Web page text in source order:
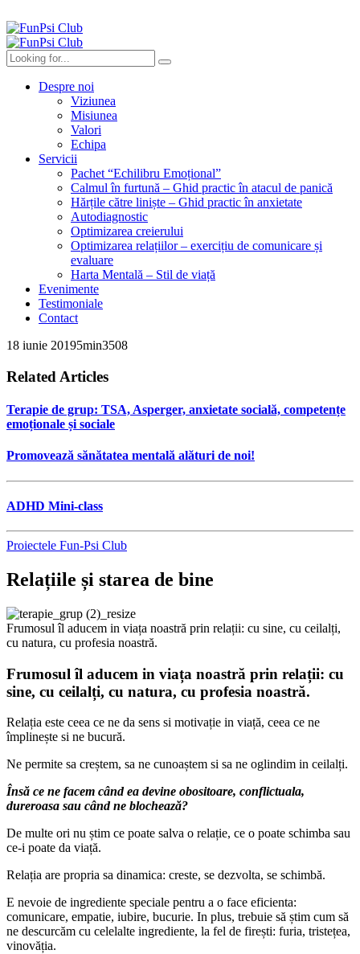
Despre noi
Viziunea
Misiunea
Valori
Echipa
Servicii
Pachet “Echilibru Emoțional”
Calmul în furtună – Ghid practic în atacul de panică
Hărțile către liniște – Ghid practic în anxietate
Autodiagnostic
Optimizarea creierului
Optimizarea relațiilor – exercițiu de comunicare și
evaluare
Harta Mentală – Stil de viață
Evenimente
Testimoniale
Contact
18 iunie 20195min3508
Related Articles
Terapie de grup: TSA, Asperger, anxietate socială, competențe
emoționale și sociale
Promovează sănătatea mentală alături de noi!
ADHD Mini-class
Proiectele Fun-Psi Club
Relațiile și starea de bine
Frumosul îl aducem in viața noastră prin relații: cu sine, cu ceilalți,
cu natura, cu profesia noastră.
Frumosul îl aducem in viața noastră prin relații: cu
sine, cu ceilalți, cu natura, cu profesia noastră.
Relația este ceea ce ne da sens si motivație in viață, ceea ce ne
împlinește si ne bucură.
Ne permite sa creștem, sa ne cunoaștem si sa ne oglindim in ceilalți.
Însă ce ne facem când ea devine obositoare, conflictuala,
dureroasa sau când ne blochează?
De multe ori nu știm ce poate salva o relație, ce o poate schimba sau
ce-i poate da viață.
Relația are propria sa dinamica: creste, se dezvolta, se schimbă.
E nevoie de ingrediente speciale pentru a o face eficienta:
comunicare, empatie, iubire, bucurie. In plus, trebuie să știm cum să
ne descurcăm cu celelalte ingrediente, la fel de firești: furia, tristețea,
vinovăția.